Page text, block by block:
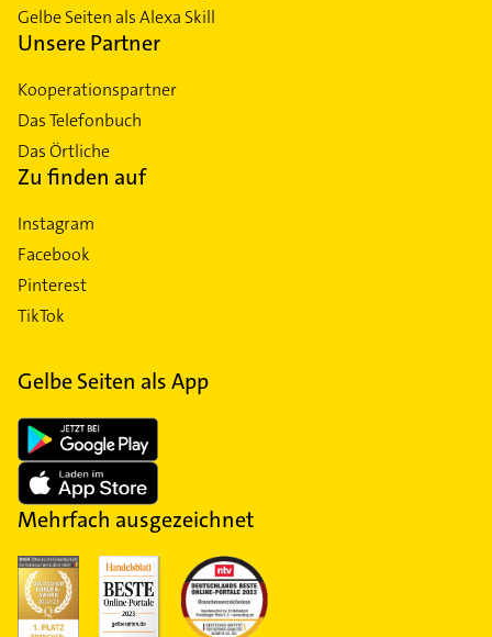
Gelbe Seiten als Alexa Skill
Unsere Partner
Kooperationspartner
Das Telefonbuch
Das Örtliche
Zu finden auf
Instagram
Facebook
Pinterest
TikTok
Gelbe Seiten als App
Mehrfach ausgezeichnet